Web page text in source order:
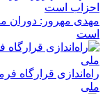
مهدی مهرور: دوران
است
راه‌اندازی قرارگاه
ملی